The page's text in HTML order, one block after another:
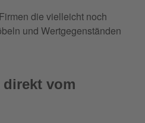
die vielleicht noch
und Wertgegenständen
vom